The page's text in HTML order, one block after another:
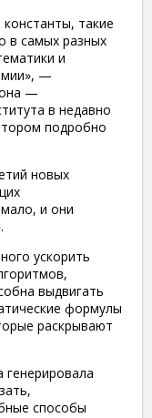
такие
в самых разных
и
—
—
в недавно
подробно
новых
и они
ускорить
выдвигать
формулы
раскрывают
способы